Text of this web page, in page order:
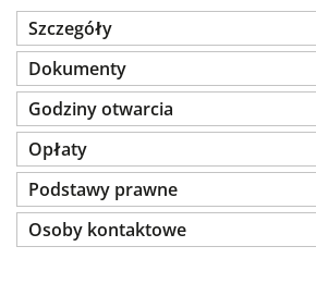
Szczegóły
Dokumenty
Godziny otwarcia
Opłaty
Podstawy prawne
Osoby kontaktowe